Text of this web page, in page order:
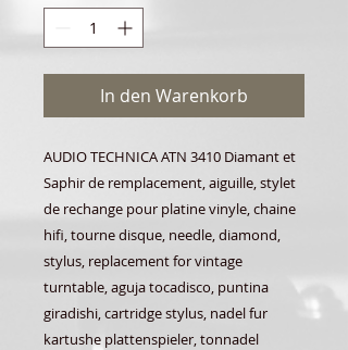
In den Warenkorb
AUDIO TECHNICA ATN 3410 Diamant et
Saphir de remplacement, aiguille, stylet
de rechange pour platine vinyle, chaine
hifi, tourne disque, needle, diamond,
stylus, replacement for vintage
turntable, aguja tocadisco, puntina
giradishi, cartridge stylus, nadel fur
kartushe plattenspieler, tonnadel